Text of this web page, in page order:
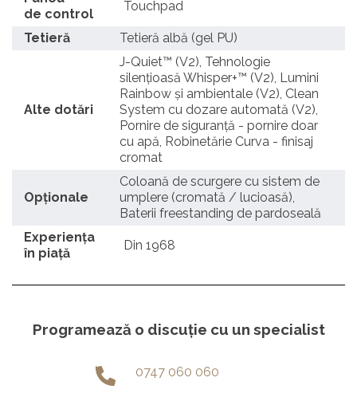
de control
Touchpad
Tetieră Tetieră albă (gel PU)
Alte dotări
J-Quiet™ (V2), Tehnologie
silențioasă Whisper+™ (V2), Lumini
Rainbow și ambientale (V2), Clean
System cu dozare automată (V2),
Pornire de siguranță - pornire doar
cu apă, Robinetărie Curva - finisaj
cromat
Opționale
Coloană de scurgere cu sistem de
umplere (cromată / lucioasă),
Baterii freestanding de pardoseală
Experienţa
în piaţă
Din 1968
Programează o discuție cu un specialist
0747 060 060